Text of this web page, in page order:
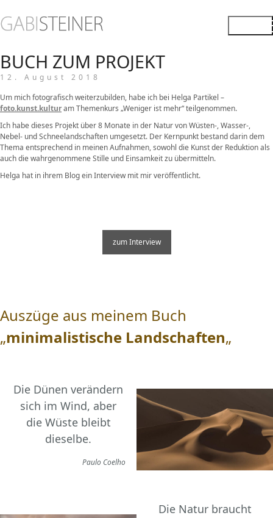
BUCH ZUM PROJEKT
12. August 2018
Um mich fotografisch weiterzubilden, habe ich bei Helga Partikel –
foto.kunst.kulturam Themenkurs „Weniger ist mehr“ teilgenommen.
Ich habe dieses Projekt über 8 Monate in der Natur von Wüsten-, Wasser-,
Nebel- und Schneelandschaften umgesetzt. Der Kernpunkt bestand darin dem
Thema entsprechend in meinen Aufnahmen, sowohl die Kunst der Reduktion als
auch die wahrgenommene Stille und Einsamkeit zu übermitteln.
Helga hat in ihrem Blog ein Interview mit mir veröffentlicht.
zum Interview
Auszüge aus meinem Buch
„minimalistische Landschaften„
Die Dünen verändern
sich im Wind, aber
die Wüste bleibt
dieselbe.
Paulo Coelho
Die Natur braucht